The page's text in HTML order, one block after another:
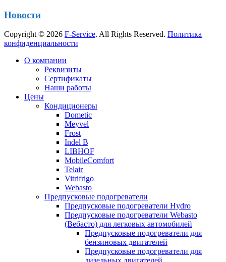
Новости
Copyright © 2026 F-Service. All Rights Reserved. Политика
конфиденциальности
вверх
О компании
Реквизиты
Сертификаты
Наши работы
Цены
Кондиционеры
Dometic
Meyvel
Frost
Indel B
LIBHOF
MobileComfort
Telair
Vitrifrigo
Webasto
Предпусковые подогреватели
Предпусковые подогреватели Hydro
Предпусковые подогреватели Webasto
(Вебасто) для легковых автомобилей
Предпусковые подогреватели для
бензиновых двигателей
Предпусковые подогреватели для